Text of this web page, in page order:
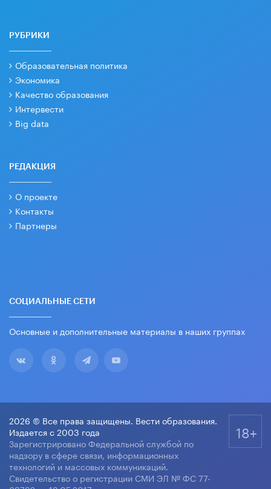
РУБРИКИ
Образовательная политика
Экономика
Качество образования
Интервести
Big data
РЕДАКЦИЯ
О проекте
Контакты
Партнеры
СОЦИАЛЬНЫЕ СЕТИ
Основные и дополнительные материалы в наших группах
2026 © Все права защищены. Вести образования.
Издается с 2003 года
Зарегистрировано Федеральной службой по
надзору в сфере связи, информационных
технологий и массовых коммуникаций.
Свидетельство о регистрации СМИ ЭЛ № ФС 77-
18+